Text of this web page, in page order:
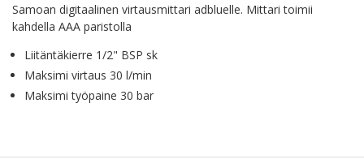
Samoan digitaalinen virtausmittari adbluelle. Mittari toimii
kahdella AAA paristolla
Liitäntäkierre 1/2" BSP sk
Maksimi virtaus 30 l/min
Maksimi työpaine 30 bar